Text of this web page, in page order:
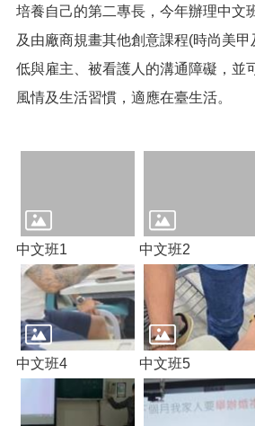
務
訊
民
資
訊
公
開
案
應
用
首
培養自己的第二專長，今年辦理中文
及由廠商規畫其他創意課程(時尚美
低與雇主、被看護人的溝通障礙，並
風情及生活習慣，適應在臺生活。
中文班1 中文班2
中文班4 中文班5